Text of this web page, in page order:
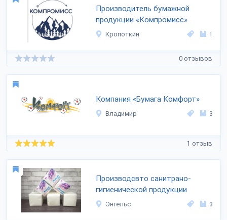
Производитель бумажной
продукции «Компромисс»
Кропоткин 1
0 отзывов
Компания «Бумага Комфорт»
Владимир 3
1 отзыв
Производсвто санитрано-
гигиенической продукции
Энгельс 3